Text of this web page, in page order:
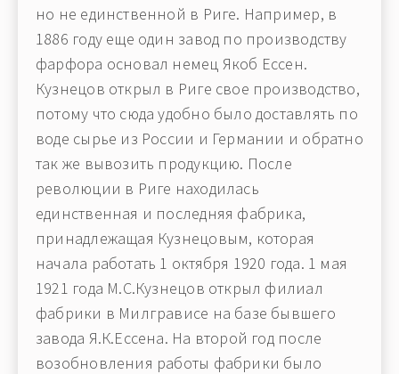
но не единственной в Риге. Например, в
1886 году еще один завод по производству
фарфора основал немец Якоб Ессен.
Кузнецов открыл в Риге свое производство,
потому что сюда удобно было доставлять по
воде сырье из России и Германии и обратно
так же вывозить продукцию. После
революции в Риге находилась
единственная и последняя фабрика,
принадлежащая Кузнецовым, которая
начала работать 1 октября 1920 года. 1 мая
1921 года М.С.Кузнецов открыл филиал
фабрики в Милгрависе на базе бывшего
завода Я.К.Ессена. На второй год после
возобновления работы фабрики было